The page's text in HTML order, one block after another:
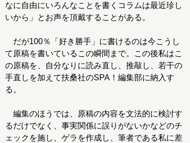
なに自由にいろんなことを書くコラムは最近珍し
いから」とお声を頂戴することがある。
だが100％「好き勝手」に書けるのは今こうし
て原稿を書いているこの瞬間まで。この後私はこ
の原稿を、自分なりに読み直し、推敲し、若干の
手直しを加えて扶桑社のSPA！編集部に納入す
る。
編集のほうでは、原稿の内容を文法的に検討す
るだけでなく、事実関係に誤りがないかなどのチ
ェックを施し、ゲラを作成し、筆者である私に差